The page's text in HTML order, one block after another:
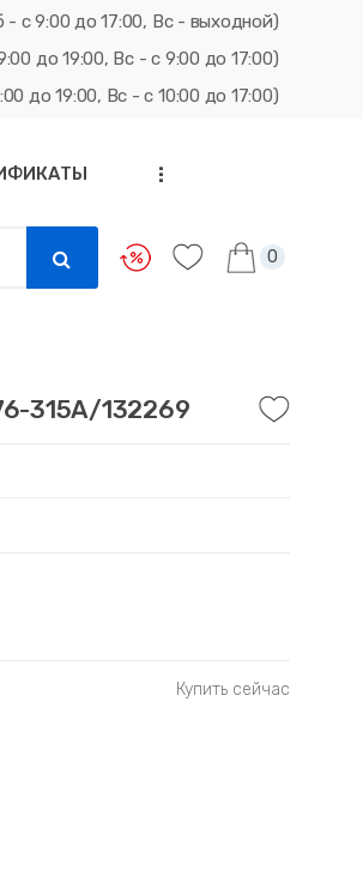
с 9:00 до 17:00, Вс - выходной)
до 19:00, Вс - с 9:00 до 17:00)
до 19:00, Вс - с 10:00 до 17:00)
...
0
315А/132269